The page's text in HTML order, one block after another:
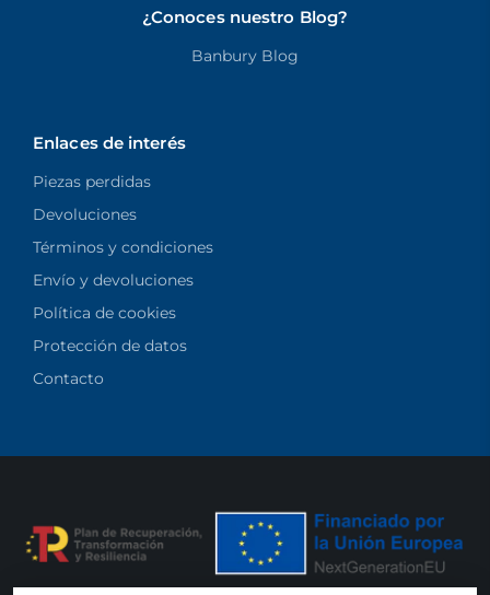
¿Conoces nuestro Blog?
Banbury Blog
Enlaces de interés
Piezas perdidas
Devoluciones
Términos y condiciones
Envío y devoluciones
Política de cookies
Protección de datos
Contacto